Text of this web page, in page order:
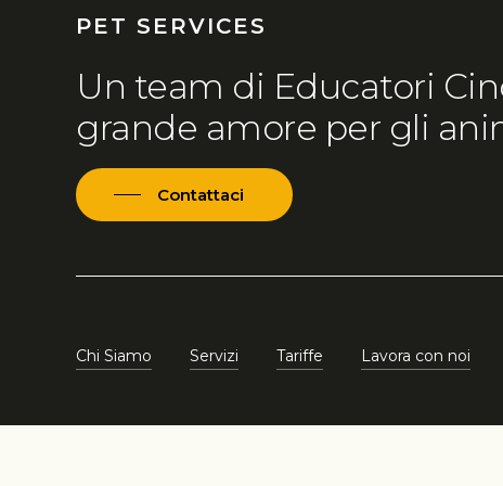
PET SERVICES
Un team di Educatori
grande amore per gli
Contattaci
Chi Siamo Servizi Tariffe Lavora con noi